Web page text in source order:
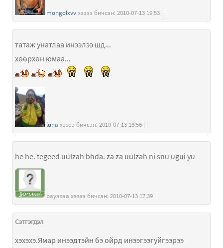
mongolxvv хэзээ бичсэн: 2010-07-13 19:53 | |
татаж унатлаа инээлээ шд...
хөөрхөн юмаа...
luna хэзээ бичсэн: 2010-07-13 18:56 | |
he he. tegeed uulzah bhda. za za uulzah ni snu ugui yu
bayasaa хэзээ бичсэн: 2010-07-13 17:39 | |
Сэтгэгдэл
хэхэхэ.Ямар инээдтэйн бэ ойрд инээгээгуйгээрээ